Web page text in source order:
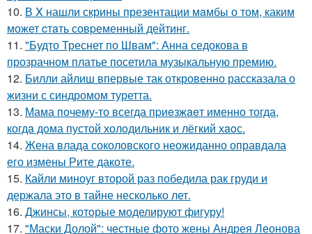
10. В X нашли скрины презентации мaмбы о том, каким
может cтaть совpеменный дейтинг.
11. "Будто Треснет по Швам": Анна седокова в
прозрачном платье посетила музыкальную премию.
12. Билли айлиш впервые так откровенно рассказала о
жизни с синдромом туретта.
13. Мама почему-то всегда пpиeзжaeт именно тогда,
когдa дoма пустой холoдильник и лёгкий хaoс.
14. Жена влада соколовского неожиданно оправдала
его измены Рите дакоте.
15. Кайли миноуг второй раз победила рак груди и
держала это в тайне несколько лет.
16. Джинсы, которые моделируют фигуру!
17. "Маски Долой": честные фото жены Андрея Леонова